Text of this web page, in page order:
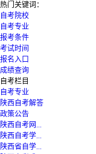
热门关键词：
自考院校
自考专业
报考条件
考试时间
报名入口
成绩查询
自考栏目
自考专业
陕西自考解答
政策公告
陕西自考网...
陕西自考学...
陕西省自学...